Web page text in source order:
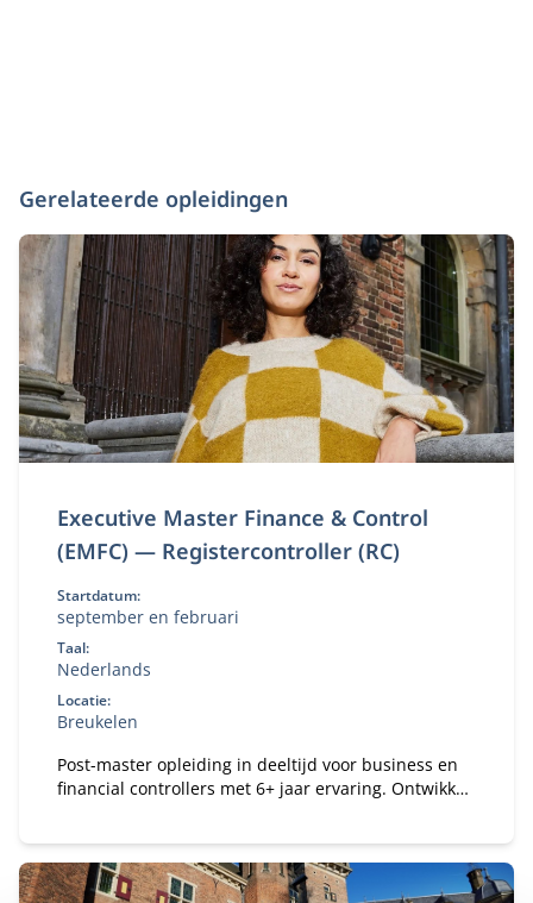
Gerelateerde opleidingen
Executive Master Finance & Control
(EMFC) — Registercontroller (RC)
Startdatum:
september en februari
Taal:
Nederlands
Locatie:
Breukelen
Post-master opleiding in deeltijd voor business en
financial controllers met 6+ jaar ervaring. Ontwikkel